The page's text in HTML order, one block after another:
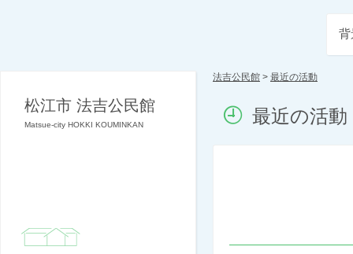
松江市 法吉公民館
Matsue-city HOKKI KOUMINKAN
背
法吉公民館 > 最近の活動
最近の活動